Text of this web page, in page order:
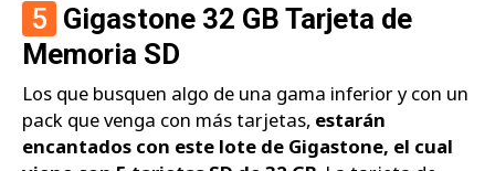
5 Gigastone 32 GB Tarjeta de
Memoria SD
Los que busquen algo de una gama inferior y con un
pack que venga con más tarjetas, estarán
encantados con este lote de Gigastone, el cual